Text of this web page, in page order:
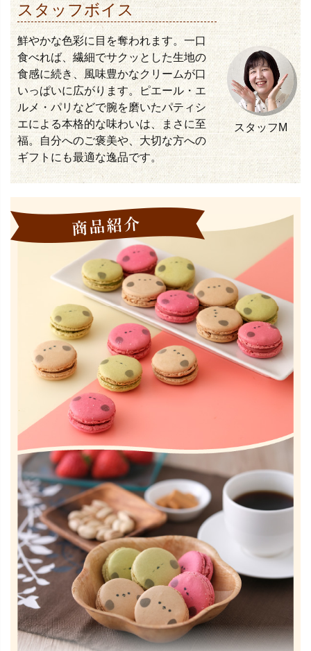
スタッフボイス
鮮やかな色彩に目を奪われます。一口
食べれば、繊細でサクッとした生地の
食感に続き、風味豊かなクリームが口
いっぱいに広がります。ピエール・エ
ルメ・パリなどで腕を磨いたパティシ
エによる本格的な味わいは、まさに至
福。自分へのご褒美や、大切な方への
ギフトにも最適な逸品です。
スタッフM